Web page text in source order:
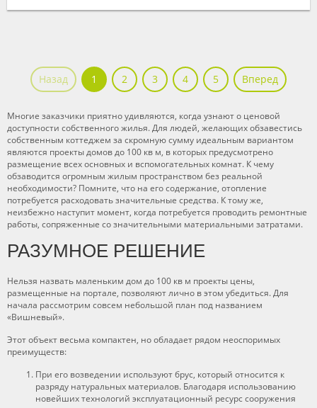
Назад 1 2 3 4 5 Вперед
Многие заказчики приятно удивляются, когда узнают о ценовой
доступности собственного жилья. Для людей, желающих обзавестись
собственным коттеджем за скромную сумму идеальным вариантом
являются проекты домов до 100 кв м, в которых предусмотрено
размещение всех основных и вспомогательных комнат. К чему
обзаводится огромным жилым пространством без реальной
необходимости? Помните, что на его содержание, отопление
потребуется расходовать значительные средства. К тому же,
неизбежно наступит момент, когда потребуется проводить ремонтные
работы, сопряженные со значительными материальными затратами.
РАЗУМНОЕ РЕШЕНИЕ
Нельзя назвать маленьким дом до 100 кв м проекты цены,
размещенные на портале, позволяют лично в этом убедиться. Для
начала рассмотрим совсем небольшой план под названием
«Вишневый».
Этот объект весьма компактен, но обладает рядом неоспоримых
преимуществ:
При его возведении используют брус, который относится к
разряду натуральных материалов. Благодаря использованию
новейших технологий эксплуатационный ресурс сооружения